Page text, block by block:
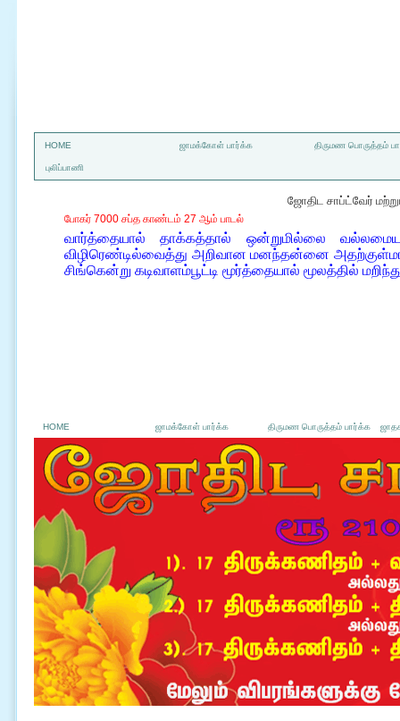
HOME ஜாமக்கோள் பார்க்க திருமண பொருத்தம்
புலிப்பாணி
ஜோதிட சாப்ட்வேர்
போகர் 7000 சப்த காண்டம் 27 ஆம் பாடல்
வார்த்தையால் தாக்கத்தால் ஒன்றுமில்லை
விழிரெண்டில்வைத்து அறிவான மனந்தன்னை
சிங்கென்று கடிவாளம்பூட்டி மூர்த்தையால் மூலத்தில்
HOME ஜாமக்கோள் பார்க்க திருமண பொருத்தம் பார்க்க